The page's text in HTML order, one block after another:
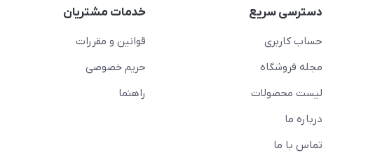
دسترسی سریع
حساب کاربری
مجله فروشگاه
لیست محصولات
درباره ما
تماس با ما
خدمات مشتریان
قوانین و مقررات
حریم خصوصی
راهنما